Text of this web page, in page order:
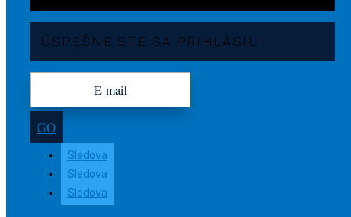
ÚSPEŠNE STE SA PRIHLÁSILI
GO
Sledova
Sledova
Sledova